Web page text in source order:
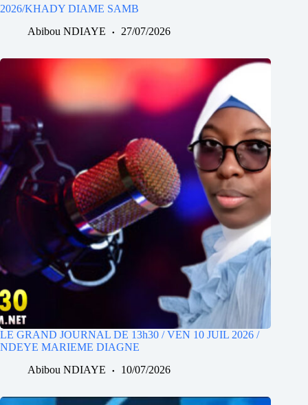
2026/KHADY DIAME SAMB
Abibou NDIAYE
27/07/2026
LE GRAND JOURNAL DE 13h30 / VEN 10 JUIL 2026 /
NDEYE MARIEME DIAGNE
Abibou NDIAYE
10/07/2026